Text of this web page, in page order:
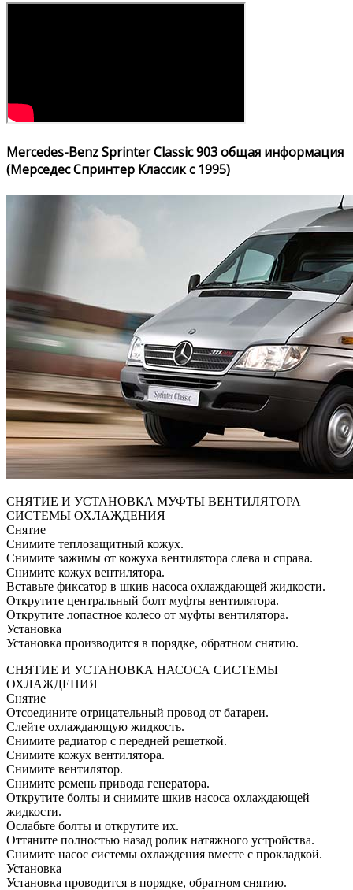
Mercedes-Benz Sprinter Classic 903 общая информация
(Мерседес Спринтер Классик с 1995)
СНЯТИЕ И УСТАНОВКА МУФТЫ ВЕНТИЛЯТОРА
СИСТЕМЫ ОХЛАЖДЕНИЯ
Снятие
Снимите теплозащитный кожух.
Снимите зажимы от кожуха вентилятора слева и справа.
Снимите кожух вентилятора.
Вставьте фиксатор в шкив насоса охлаждающей жидкости.
Открутите центральный болт муфты вентилятора.
Открутите лопастное колесо от муфты вентилятора.
Установка
Установка производится в порядке, обратном снятию.
СНЯТИЕ И УСТАНОВКА НАСОСА СИСТЕМЫ
ОХЛАЖДЕНИЯ
Снятие
Отсоедините отрицательный провод от батареи.
Слейте охлаждающую жидкость.
Снимите радиатор с передней решеткой.
Снимите кожух вентилятора.
Снимите вентилятор.
Снимите ремень привода генератора.
Открутите болты и снимите шкив насоса охлаждающей
жидкости.
Ослабьте болты и открутите их.
Оттяните полностью назад ролик натяжного устройства.
Снимите насос системы охлаждения вместе с прокладкой.
Установка
Установка проводится в порядке, обратном снятию.